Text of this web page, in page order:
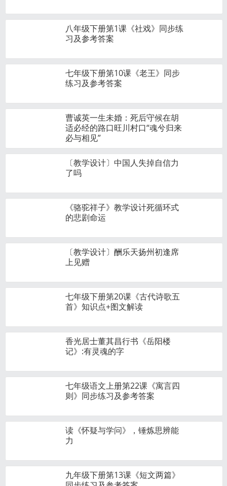
八年级下册第1课《社戏》同步练
习及参考答案
七年级下册第10课《老王》同步
练习及参考答案
曹诚英一生未婚：死后守候在胡
适必经的路口旺川村口“魂兮归来
必与相见”
〔教学设计〕中国人失掉自信力
了吗
《骆驼祥子》教学设计死循环式
的悲剧命运
〔教学设计〕酬乐天扬州初逢席
上见赠
七年级下册第20课《古代诗歌五
首》知识点+图文解读
香光居士董其昌行书《岳阳楼
记》:有灵魂的字
七年级语文上册第22课《寓言四
则》同步练习及参考答案
读《怀疑与学问》，锤炼思辨能
力
九年级下册第13课《短文两篇》